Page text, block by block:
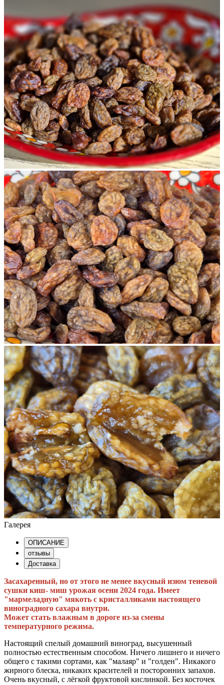
Галерея
ОПИСАНИЕ
отзывы
Доставка
Засахаренный, но от этого не менее вкусный изюм теневой
сушки киш- миш урожая осени 2024 года. Имеет
"мармеладную" мякоть с кристалликами настоящего
виноградного сахара внутри.
Может стать влажным в дороге из-за смены
температурного режима.
Настоящий спелый домашний виноград, высушенный
полностью естественным способом. Ничего лишнего и ничего
общего с такими сортами, как "малаяр" и "голден". Никакого
жирного блеска, никаких красителей и посторонних запахов.
Очень вкусный, с лёгкой фруктовой кислинкой. Без косточек